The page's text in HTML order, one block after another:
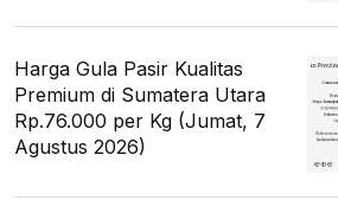
Harga Gula Pasir Kualitas
Premium di Sumatera Utara
Rp.76.000 per Kg (Jumat, 7
Agustus 2026)